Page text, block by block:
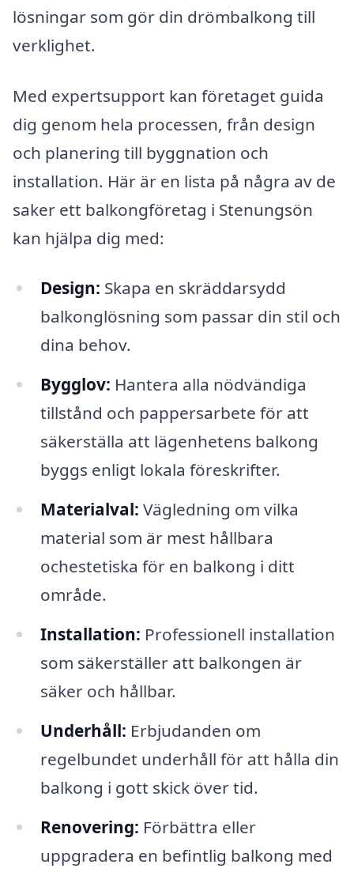
lösningar som gör din drömbalkong till
verklighet.
Med expertsupport kan företaget guida
dig genom hela processen, från design
och planering till byggnation och
installation. Här är en lista på några av de
saker ett balkongföretag i Stenungsön
kan hjälpa dig med:
Design: Skapa en skräddarsydd
balkonglösning som passar din stil och
dina behov.
Bygglov: Hantera alla nödvändiga
tillstånd och pappersarbete för att
säkerställa att lägenhetens balkong
byggs enligt lokala föreskrifter.
Materialval: Vägledning om vilka
material som är mest hållbara
ochestetiska för en balkong i ditt
område.
Installation: Professionell installation
som säkerställer att balkongen är
säker och hållbar.
Underhåll: Erbjudanden om
regelbundet underhåll för att hålla din
balkong i gott skick över tid.
Renovering: Förbättra eller
uppgradera en befintlig balkong med